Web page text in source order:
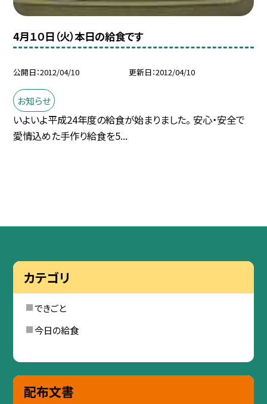
4月１０日（火）本日の給食です
公開日 2012/04/10 更新日 2012/04/10
お知らせ
いよいよ平成24年度の給食が始まりました。 安心・安全で
愛情込めた手作り給食を5...
カテゴリ
できごと
今日の給食
配布文書